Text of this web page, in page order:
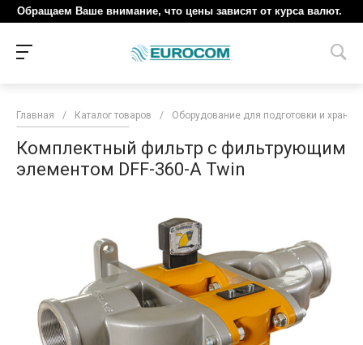
Обращаем Ваше внимание, что цены зависят от курса валют.
Главная / Каталог товаров / Оборудование для подготовки и
Комплектный фильтр с фильтрующим
элементом DFF-360-A Twin